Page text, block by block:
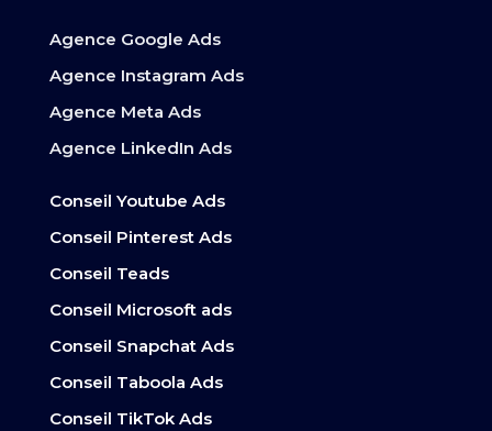
Agence Google Ads
Agence Instagram Ads
Agence Meta Ads
Agence LinkedIn Ads
Conseil Youtube Ads
Conseil Pinterest Ads
Conseil Teads
Conseil Microsoft ads
Conseil Snapchat Ads
Conseil Taboola Ads
Conseil TikTok Ads